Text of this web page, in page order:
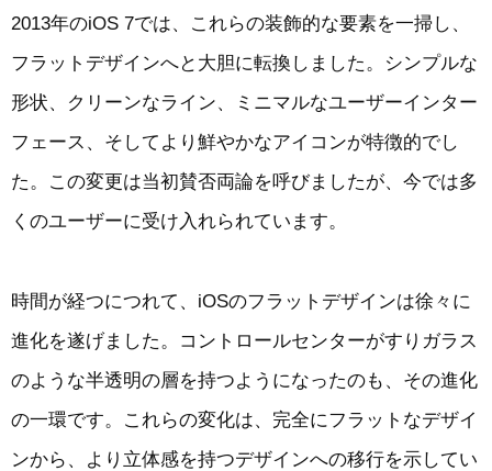
2013年のiOS 7では、これらの装飾的な要素を一掃し、
フラットデザインへと大胆に転換しました。シンプルな
形状、クリーンなライン、ミニマルなユーザーインター
フェース、そしてより鮮やかなアイコンが特徴的でし
た。この変更は当初賛否両論を呼びましたが、今では多
くのユーザーに受け入れられています。
時間が経つにつれて、iOSのフラットデザインは徐々に
進化を遂げました。コントロールセンターがすりガラス
のような半透明の層を持つようになったのも、その進化
の一環です。これらの変化は、完全にフラットなデザイ
ンから、より立体感を持つデザインへの移行を示してい